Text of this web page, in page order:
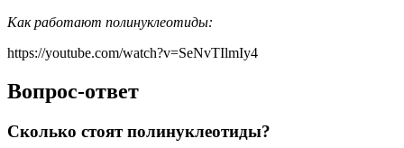
Как работают полинуклеотиды:
https://youtube.com/watch?v=SeNvTIlmIy4
Вопрос-ответ
Сколько стоят полинуклеотиды?